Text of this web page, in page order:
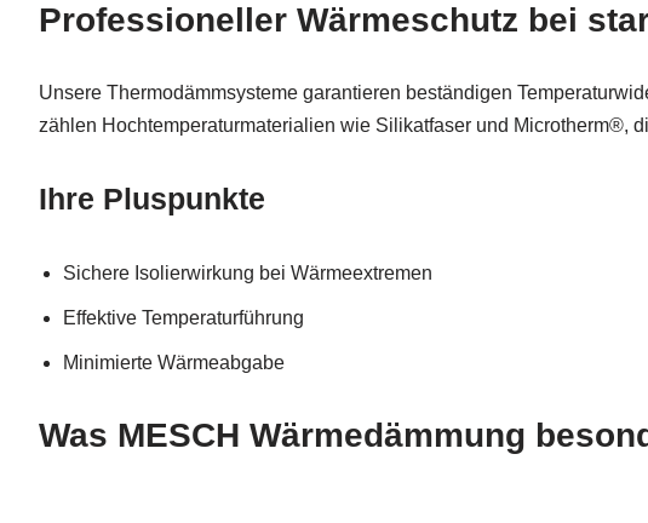
Professioneller Wärmeschutz bei
Unsere Thermodämmsysteme garantieren beständigen
zählen Hochtemperaturmaterialien wie Silikatfaser und Microtherm®,
Ihre Pluspunkte
Sichere Isolierwirkung bei Wärmeextremen
Effektive Temperaturführung
Minimierte Wärmeabgabe
Was MESCH Wärmedämmung